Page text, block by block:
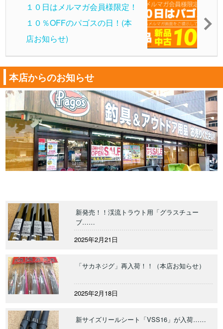
１０日はメルマガ会員様限定！
１０％OFFのパゴスの日！(本
店お知らせ)
本店からのお知らせ
新発売！！渓流トラウト用「グラスチュー
ブ……
2025年2月21日
「サカネジグ」再入荷！！（本店お知らせ）
2025年2月18日
新サイズリールシート「VSS16」が入荷……